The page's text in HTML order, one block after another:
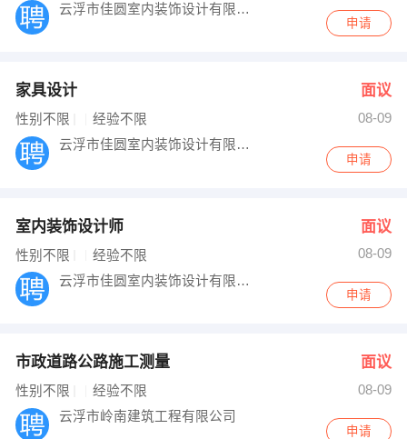
其他职位
云浮市佳圆室内装饰设计有限公司
申请
家具设计 面议
性别不限 经验不限
08-09
云浮市佳圆室内装饰设计有限公司
申请
室内装饰设计师 面议
性别不限 经验不限
08-09
云浮市佳圆室内装饰设计有限公司
申请
市政道路公路施工测量 面议
性别不限 经验不限
08-09
云浮市岭南建筑工程有限公司
申请